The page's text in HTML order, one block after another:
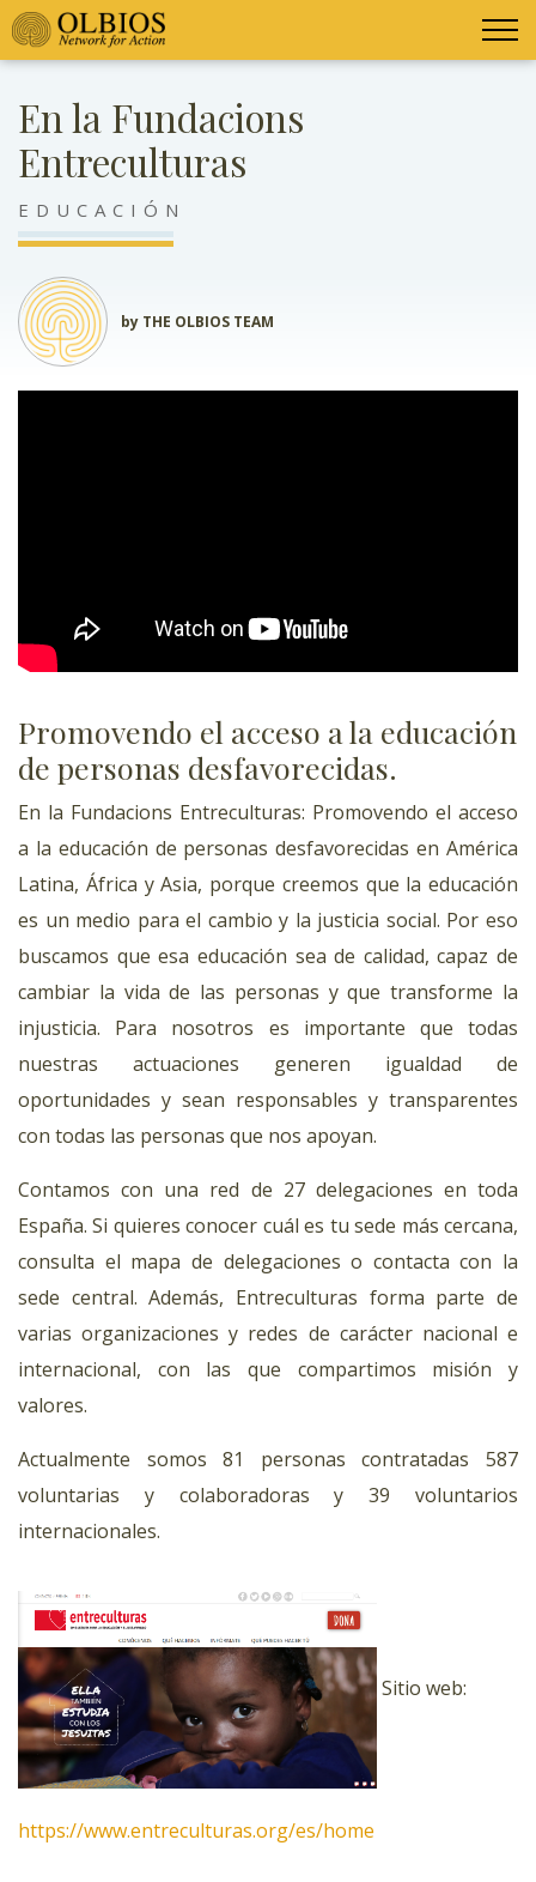
En la Fundacions
Entreculturas
EDUCACIÓN
by THE OLBIOS TEAM
Promovendo el acceso a la educación
de personas desfavorecidas.
En la Fundacions Entreculturas: Promovendo el acceso
a la educación de personas desfavorecidas en América
Latina, África y Asia, porque creemos que la educación
es un medio para el cambio y la justicia social. Por eso
buscamos que esa educación sea de calidad, capaz de
cambiar la vida de las personas y que transforme la
injusticia. Para nosotros es importante que todas
nuestras actuaciones generen igualdad de
oportunidades y sean responsables y transparentes
con todas las personas que nos apoyan.
Contamos con una red de 27 delegaciones en toda
España. Si quieres conocer cuál es tu sede más cercana,
consulta el mapa de delegaciones o contacta con la
sede central. Además, Entreculturas forma parte de
varias organizaciones y redes de carácter nacional e
internacional, con las que compartimos misión y
valores.
Actualmente somos 81 personas contratadas 587
voluntarias y colaboradoras y 39 voluntarios
internacionales.
Sitio web:
https://www.entreculturas.org/es/home